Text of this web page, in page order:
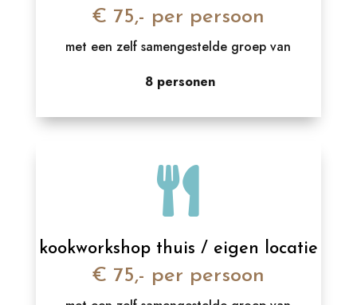
€ 75,- per persoon
met een zelf samengestelde groep van
8 personen

kookworkshop thuis / eigen locatie
€ 75,- per persoon